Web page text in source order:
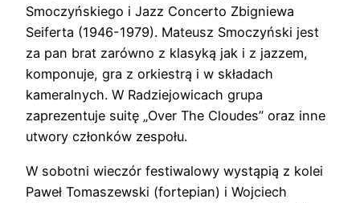
Smoczyńskiego i Jazz Concerto Zbigniewa
Seiferta (1946-1979). Mateusz Smoczyński jest
za pan brat zarówno z klasyką jak i z jazzem,
komponuje, gra z orkiestrą i w składach
kameralnych. W Radziejowicach grupa
zaprezentuje suitę „Over The Cloudes” oraz inne
utwory członków zespołu.
W sobotni wieczór festiwalowy wystąpią z kolei
Paweł Tomaszewski (fortepian) i Wojciech